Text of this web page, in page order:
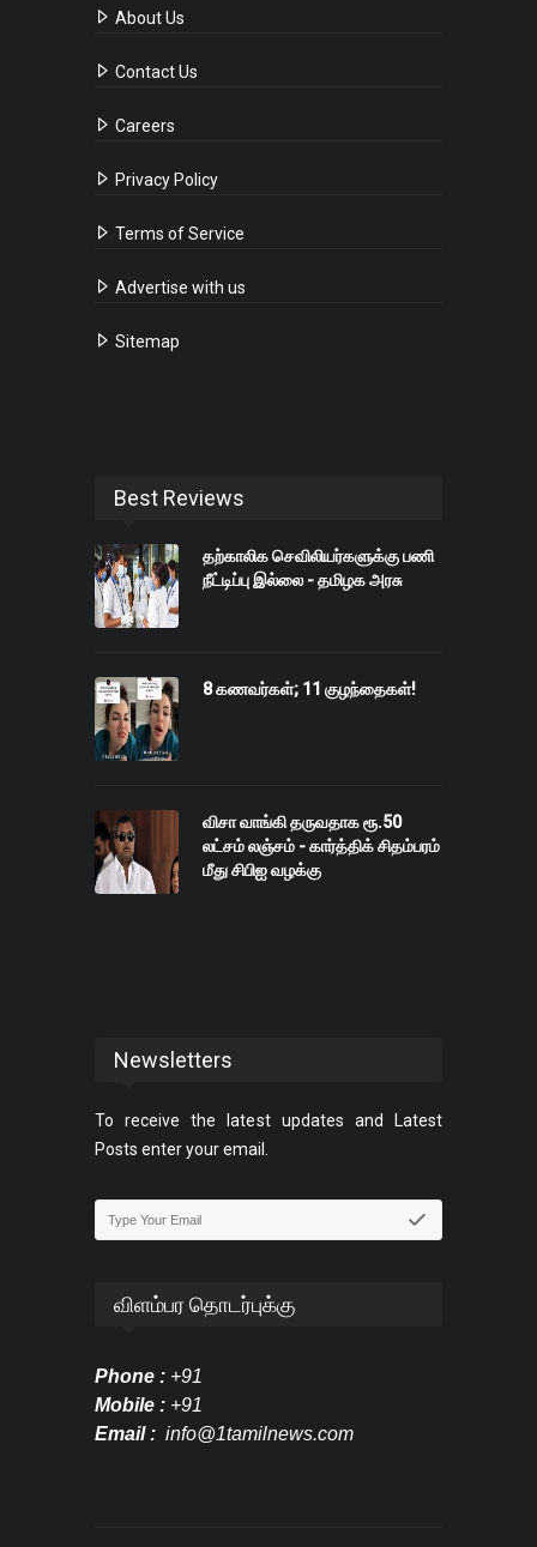
About Us
Contact Us
Careers
Privacy Policy
Terms of Service
Advertise with us
Sitemap
Best Reviews
தற்காலிக செவிலியர்களுக்கு பணி
நீட்டிப்பு இல்லை - தமிழக அரசு
8 கணவர்கள்; 11 குழந்தைகள்!
விசா வாங்கி தருவதாக ரூ.50
லட்சம் லஞ்சம் - கார்த்திக் சிதம்பரம்
மீது சிபிஐ வழக்கு
Newsletters
To receive the latest updates and Latest
Posts enter your email.
விளம்பர தொடர்புக்கு
Phone : +91
Mobile : +91
Email : info@1tamilnews.com